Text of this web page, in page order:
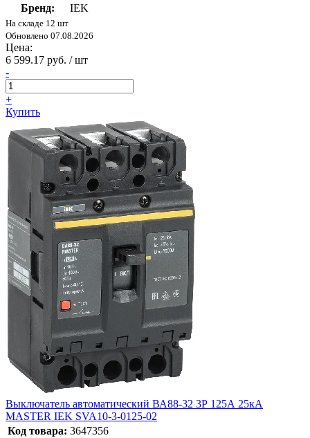
Бренд:
IEK
На складе 12 шт
Обновлено 07.08.2026
Цена:
6 599.17 руб. / шт
-
+
Купить
Выключатель автоматический ВА88-32 3Р 125А 25кА
MASTER IEK SVA10-3-0125-02
Код товара: 3647356